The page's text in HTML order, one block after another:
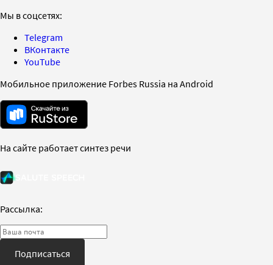
Мы в соцсетях:
Telegram
ВКонтакте
YouTube
Мобильное приложение Forbes Russia на Android
На сайте работает синтез речи
Рассылка:
Подписаться